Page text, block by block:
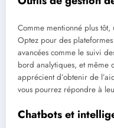
Comme mentionné plus
Optez pour des
avancées comme le suivi
bord analytiques, et même
apprécient d’obtenir de
vous pourrez répondre à
Chatbots et